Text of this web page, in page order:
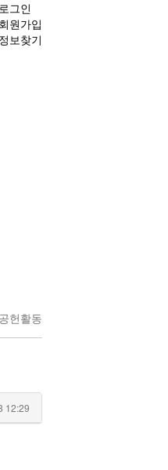
로그인
회원가입
정보찾기
헌활동
12:29